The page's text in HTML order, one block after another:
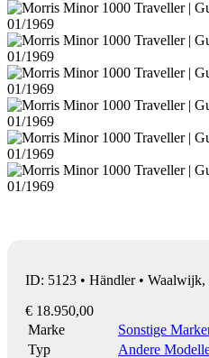
ID: 5123 • Händler • Waalwijk,
€ 18.950,00
Marke
Sonstige
Typ
Andere